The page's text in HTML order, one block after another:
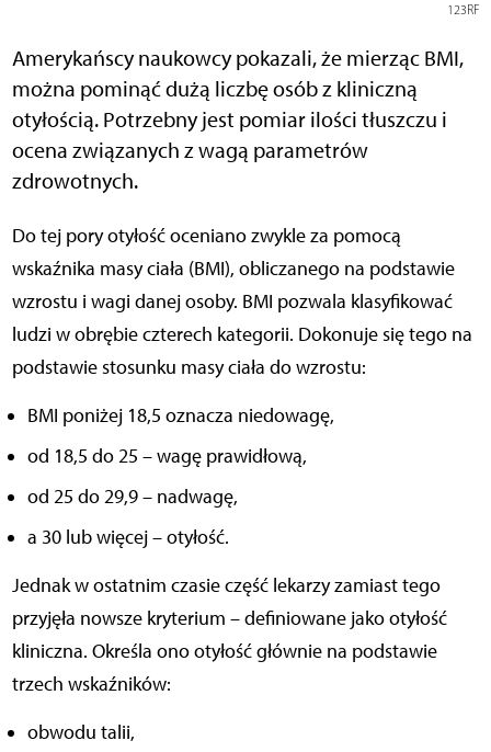
123RF
Amerykańscy naukowcy pokazali, że mierząc BMI,
można pominąć dużą liczbę osób z kliniczną
otyłością. Potrzebny jest pomiar ilości tłuszczu i
ocena związanych z wagą parametrów
zdrowotnych.
Do tej pory otyłość oceniano zwykle za pomocą
wskaźnika masy ciała (BMI), obliczanego na podstawie
wzrostu i wagi danej osoby. BMI pozwala klasyfikować
ludzi w obrębie czterech kategorii. Dokonuje się tego na
podstawie stosunku masy ciała do wzrostu:
BMI poniżej 18,5 oznacza niedowagę,
od 18,5 do 25 – wagę prawidłową,
od 25 do 29,9 – nadwagę,
a 30 lub więcej – otyłość.
Jednak w ostatnim czasie część lekarzy zamiast tego
przyjęła nowsze kryterium – definiowane jako otyłość
kliniczna. Określa ono otyłość głównie na podstawie
trzech wskaźników:
obwodu talii,